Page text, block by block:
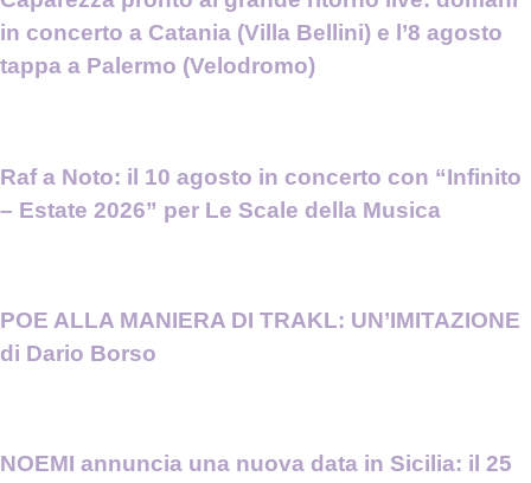
in concerto a Catania (Villa Bellini) e l’8 agosto
tappa a Palermo (Velodromo)
Raf a Noto: il 10 agosto in concerto con “Infinito
– Estate 2026” per Le Scale della Musica
POE ALLA MANIERA DI TRAKL: UN’IMITAZIONE
di Dario Borso
NOEMI annuncia una nuova data in Sicilia: il 25